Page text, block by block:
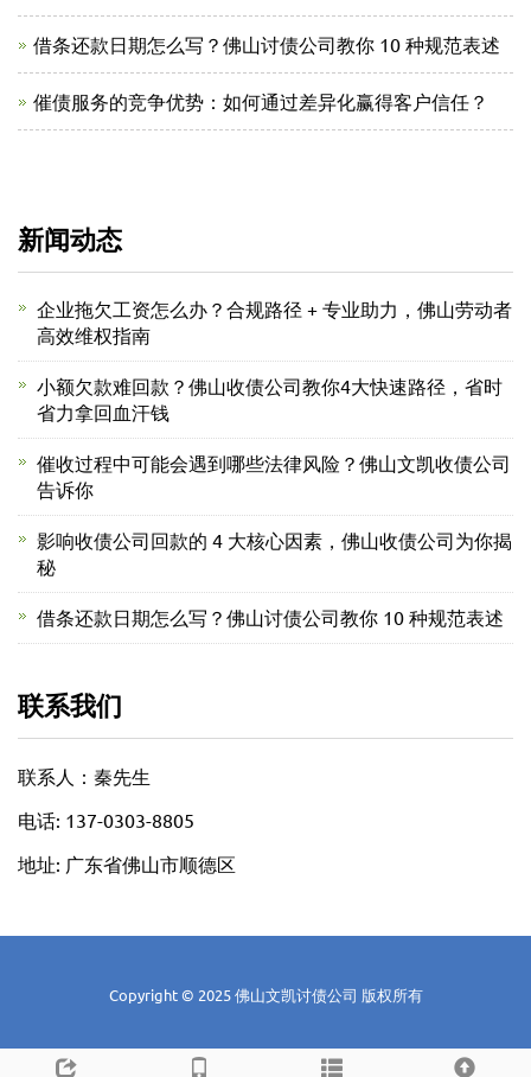
借条还款日期怎么写？佛山讨债公司教你 10 种规范表述
催债服务的竞争优势：如何通过差异化赢得客户信任？
新闻动态
企业拖欠工资怎么办？合规路径 + 专业助力，佛山劳动者
高效维权指南
小额欠款难回款？佛山收债公司教你4大快速路径，省时
省力拿回血汗钱
催收过程中可能会遇到哪些法律风险？佛山文凯收债公司
告诉你
影响收债公司回款的 4 大核心因素，佛山收债公司为你揭
秘
借条还款日期怎么写？佛山讨债公司教你 10 种规范表述
联系我们
联系人：秦先生
电话: 137-0303-8805
地址: 广东省佛山市顺德区
Copyright © 2025 佛山文凯讨债公司 版权所有